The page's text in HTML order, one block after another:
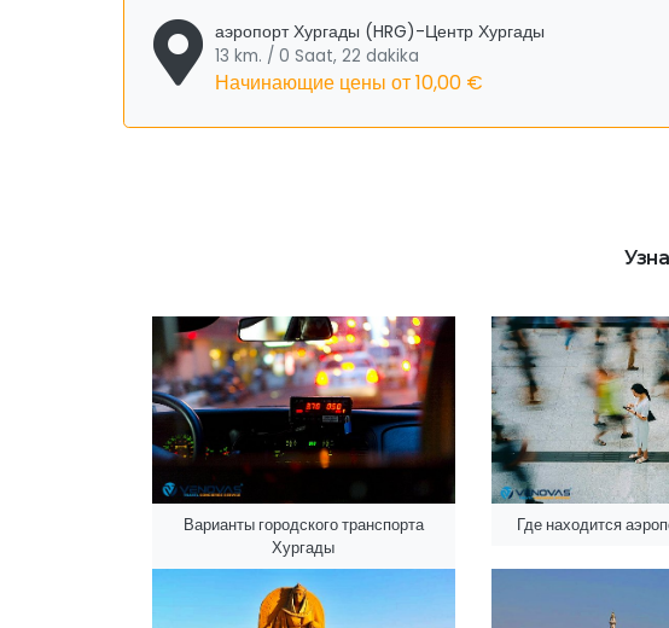
аэропорт Хургады (HRG)-Центр Хургады
13 km. / 0 Saat, 22 dakika
Начинающие цены от10,00 €
Варианты городского транспорта
Хургады
Где находится